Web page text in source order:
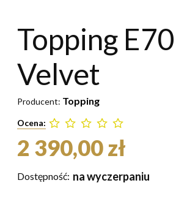
Topping E70
Velvet
Producent: Topping
Ocena:
2 390,00 zł
Dostępność: na wyczerpaniu